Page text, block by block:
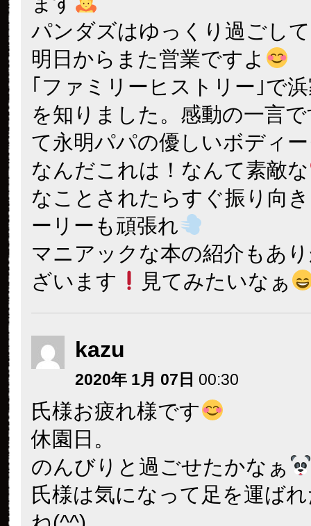
パンダズはゆっくり過ごし
明日からまた営業ですよ
｢ファミリーヒストリー｣で
を知りました。感動の一言
て永明パパの優しいボディ
なんだこれは！なんて素敵な
なことされたらすぐ振り向
ーリーも頑張れ
マニアックな本の紹介もあ
ざいます
見てみたいなぁ
kazu
2020年 1月 07日 00:30
氏様お疲れ様です
休園日。
のんびりと過ごせたかなぁ
氏様は気になって足を運ば